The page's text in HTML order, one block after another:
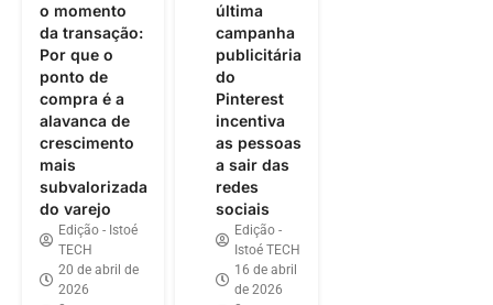
o momento
da transação:
Por que o
ponto de
compra é a
alavanca de
crescimento
mais
subvalorizada
do varejo
Edição - Istoé
TECH
20 de abril de
2026
última
campanha
publicitária
do
Pinterest
incentiva
as pessoas
a sair das
redes
sociais
Edição -
Istoé TECH
16 de abril
de 2026